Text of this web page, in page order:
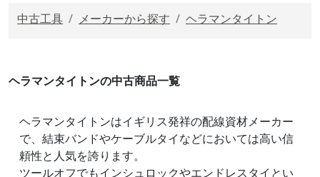
中古工具 メーカーから探す ヘラマンタイトン
ヘラマンタイトンの中古商品一覧
ヘラマンタイトンはイギリス発祥の配線資材メーカー
で、結束バンドやケーブルタイなどにおいては高い信
頼性と人気を誇ります。
ツールオフでもインシュロックやエンドレスタイとい